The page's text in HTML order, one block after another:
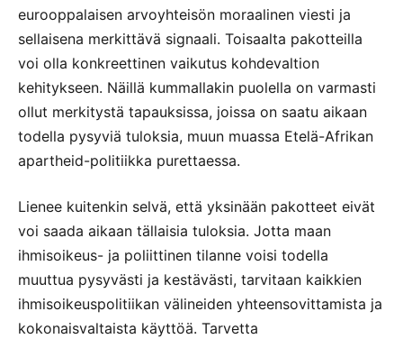
eurooppalaisen arvoyhteisön moraalinen viesti ja
sellaisena merkittävä signaali. Toisaalta pakotteilla
voi olla konkreettinen vaikutus kohdevaltion
kehitykseen. Näillä kummallakin puolella on varmasti
ollut merkitystä tapauksissa, joissa on saatu aikaan
todella pysyviä tuloksia, muun muassa Etelä-Afrikan
apartheid-politiikka purettaessa.
Lienee kuitenkin selvä, että yksinään pakotteet eivät
voi saada aikaan tällaisia tuloksia. Jotta maan
ihmisoikeus- ja poliittinen tilanne voisi todella
muuttua pysyvästi ja kestävästi, tarvitaan kaikkien
ihmisoikeuspolitiikan välineiden yhteensovittamista ja
kokonaisvaltaista käyttöä. Tarvetta